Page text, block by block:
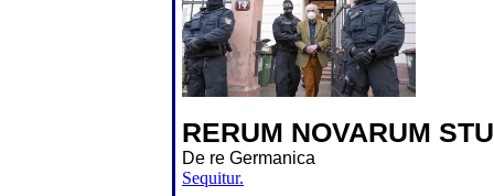
RERUM NOVARUM
De re Germanica
Sequitur.